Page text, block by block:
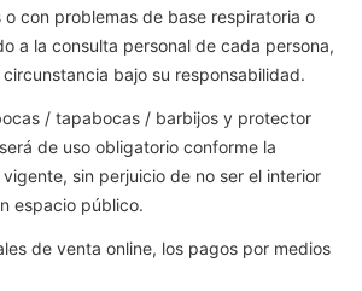
con problemas de base respiratoria o
a la consulta personal de cada persona,
bajo su responsabilidad.
/ tapabocas / barbijos y protector
de uso obligatorio conforme la
sin perjuicio de no ser el interior
espacio público.
de venta online, los pagos por medios